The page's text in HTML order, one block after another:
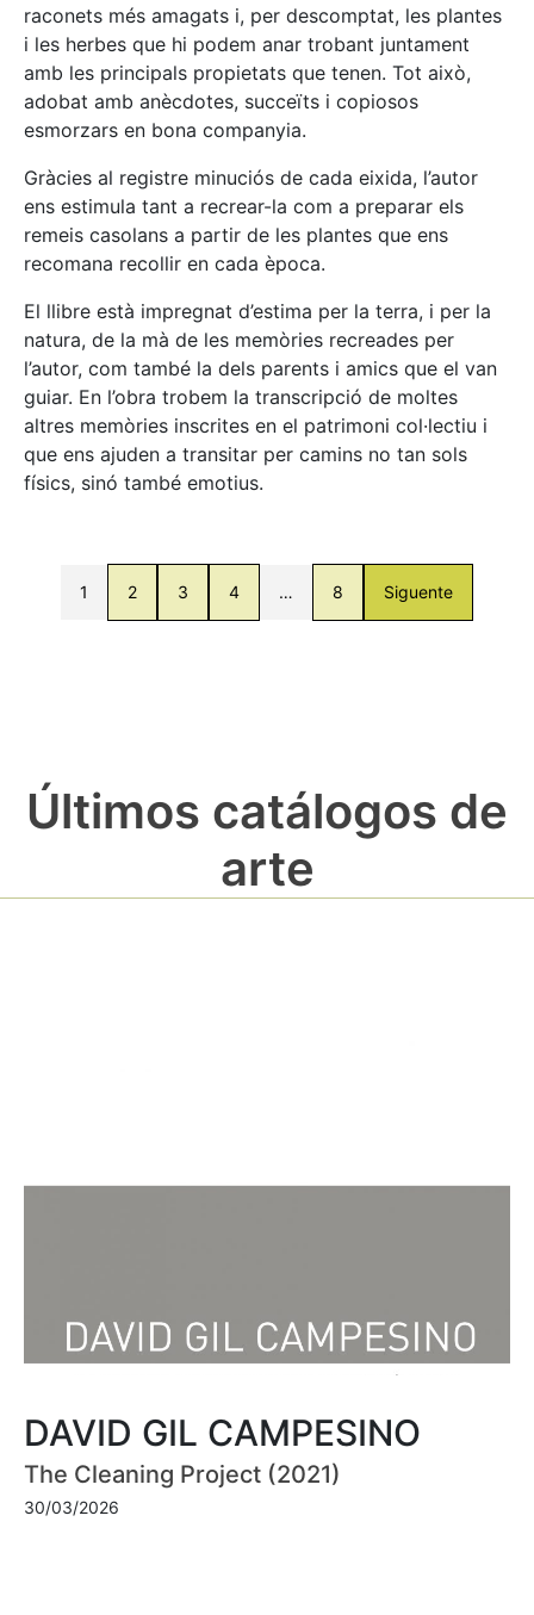
raconets més amagats i, per descomptat, les plantes
i les herbes que hi podem anar trobant juntament
amb les principals propietats que tenen. Tot això,
adobat amb anècdotes, succeïts i copiosos
esmorzars en bona companyia.
Gràcies al registre minuciós de cada eixida, l’autor
ens estimula tant a recrear-la com a preparar els
remeis casolans a partir de les plantes que ens
recomana recollir en cada època.
El llibre està impregnat d’estima per la terra, i per la
natura, de la mà de les memòries recreades per
l’autor, com també la dels parents i amics que el van
guiar. En l’obra trobem la transcripció de moltes
altres memòries inscrites en el patrimoni col·lectiu i
que ens ajuden a transitar per camins no tan sols
físics, sinó també emotius.
1 2 3 4 … 8 Siguente
Últimos catálogos de
arte
DAVID GIL CAMPESINO
The Cleaning Project (2021)
30/03/2026